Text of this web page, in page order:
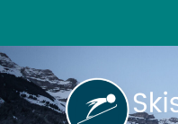
springen